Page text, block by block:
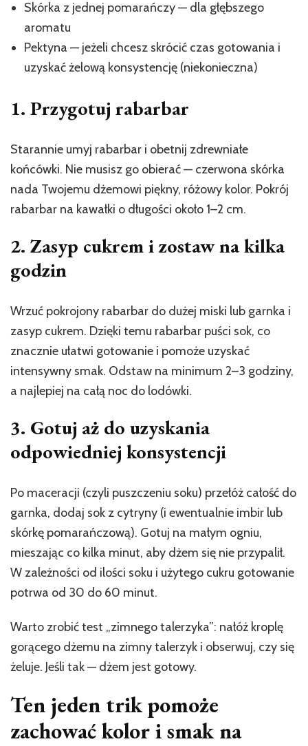
Skórka z jednej pomarańczy — dla głębszego
aromatu
Pektyna — jeżeli chcesz skrócić czas gotowania i
uzyskać żelową konsystencję (niekonieczna)
1. Przygotuj rabarbar
Starannie umyj rabarbar i obetnij zdrewniałe
końcówki. Nie musisz go obierać — czerwona skórka
nada Twojemu dżemowi piękny, różowy kolor. Pokrój
rabarbar na kawałki o długości około 1–2 cm.
2. Zasyp cukrem i zostaw na kilka
godzin
Wrzuć pokrojony rabarbar do dużej miski lub garnka i
zasyp cukrem. Dzięki temu rabarbar puści sok, co
znacznie ułatwi gotowanie i pomoże uzyskać
intensywny smak. Odstaw na minimum 2–3 godziny,
a najlepiej na całą noc do lodówki.
3. Gotuj aż do uzyskania
odpowiedniej konsystencji
Po maceracji (czyli puszczeniu soku) przełóż całość do
garnka, dodaj sok z cytryny (i ewentualnie imbir lub
skórkę pomarańczową). Gotuj na małym ogniu,
mieszając co kilka minut, aby dżem się nie przypalił.
W zależności od ilości soku i użytego cukru gotowanie
potrwa od 30 do 60 minut.
Warto zrobić test „zimnego talerzyka”: nałóż kroplę
gorącego dżemu na zimny talerzyk i obserwuj, czy się
żeluje. Jeśli tak — dżem jest gotowy.
Ten jeden trik pomoże
zachować kolor i smak na